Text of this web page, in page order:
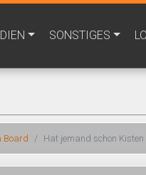
SONSTIGES
Board Hat jemand schon